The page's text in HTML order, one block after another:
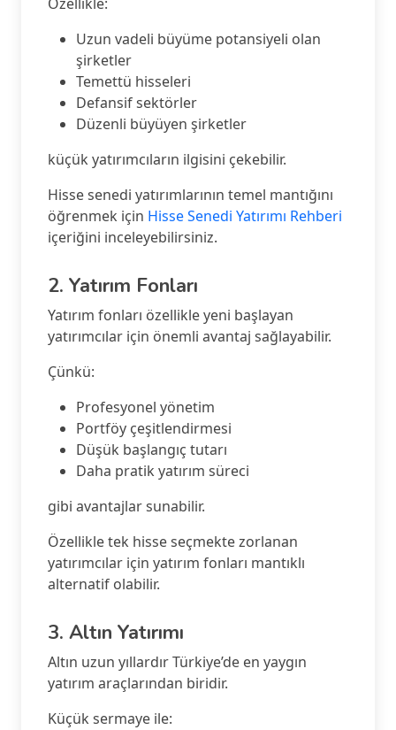
Uzun vadeli büyüme potansiyeli olan
şirketler
Temettü hisseleri
Defansif sektörler
Düzenli büyüyen şirketler
küçük yatırımcıların ilgisini çekebilir.
Hisse senedi yatırımlarının temel mantığını
öğrenmek için Hisse Senedi Yatırımı Rehberi
içeriğini inceleyebilirsiniz.
2. Yatırım Fonları
Yatırım fonları özellikle yeni başlayan
yatırımcılar için önemli avantaj sağlayabilir.
Çünkü:
Profesyonel yönetim
Portföy çeşitlendirmesi
Düşük başlangıç tutarı
Daha pratik yatırım süreci
gibi avantajlar sunabilir.
Özellikle tek hisse seçmekte zorlanan
yatırımcılar için yatırım fonları mantıklı
alternatif olabilir.
3. Altın Yatırımı
Altın uzun yıllardır Türkiye’de en yaygın
yatırım araçlarından biridir.
Küçük sermaye ile: